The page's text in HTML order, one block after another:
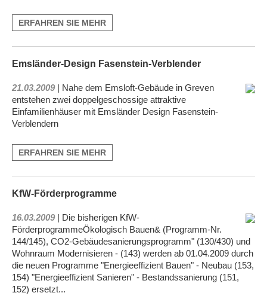
ERFAHREN SIE MEHR
Emsländer-Design Fasenstein-Verblender
21.03.2009| Nahe dem Emsloft-Gebäude in Greven
entstehen zwei doppelgeschossige attraktive
Einfamilienhäuser mit Emsländer Design Fasenstein-
Verblendern
ERFAHREN SIE MEHR
KfW-Förderprogramme
16.03.2009| Die bisherigen KfW-
FörderprogrammeÖkologisch Bauen& (Programm-Nr.
144/145), CO2-Gebäudesanierungsprogramm" (130/430) und
Wohnraum Modernisieren - (143) werden ab 01.04.2009 durch
die neuen Programme "Energieeffizient Bauen" - Neubau (153,
154) "Energieeffizient Sanieren" - Bestandssanierung (151,
152) ersetzt...